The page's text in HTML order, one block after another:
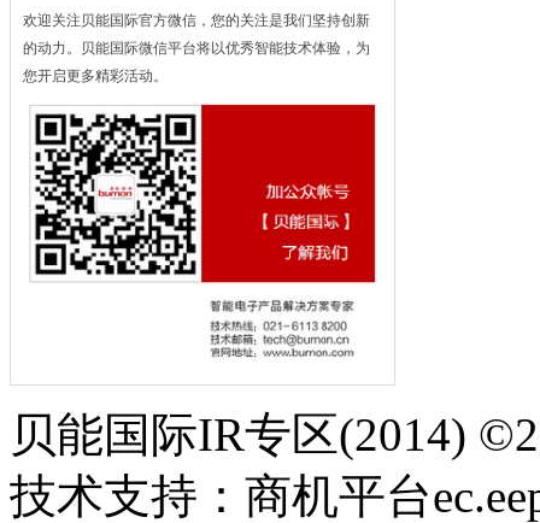
欢迎关注贝能国际官方微信，您的关注是我们坚持创新
的动力。贝能国际微信平台将以优秀智能技术体验，为
您开启更多精彩活动。
贝能国际IR专区(2014)
技术支持：商机平台